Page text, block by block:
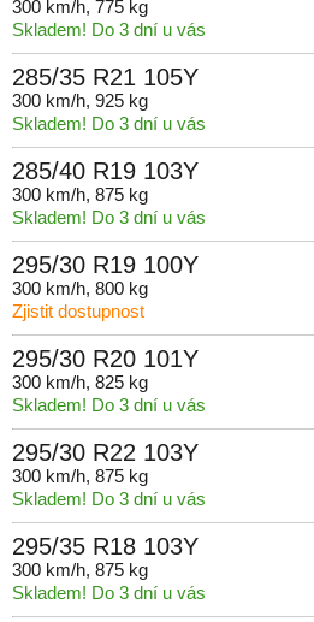
300 km/h, 775 kg
Skladem! Do 3 dní u vás
285/35 R21 105Y
300 km/h, 925 kg
Skladem! Do 3 dní u vás
285/40 R19 103Y
300 km/h, 875 kg
Skladem! Do 3 dní u vás
295/30 R19 100Y
300 km/h, 800 kg
Zjistit dostupnost
295/30 R20 101Y
300 km/h, 825 kg
Skladem! Do 3 dní u vás
295/30 R22 103Y
300 km/h, 875 kg
Skladem! Do 3 dní u vás
295/35 R18 103Y
300 km/h, 875 kg
Skladem! Do 3 dní u vás